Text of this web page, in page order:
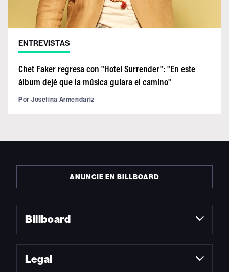
ENTREVISTAS
Chet Faker regresa con "Hotel Surrender": "En este
álbum dejé que la música guiara el camino"
Por Josefina Armendariz
ANUNCIE EN BILLBOARD
Billboard
Legal